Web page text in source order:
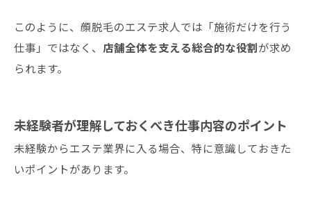
このように、顔脱毛のエステ求人では「施術だけを行う
仕事」ではなく、 店舗全体を支える総合的な役割が求め
られます。
未経験者が理解しておくべき仕事内容のポイント
未経験からエステ業界に入る場合、特に意識しておきた
いポイントがあります。